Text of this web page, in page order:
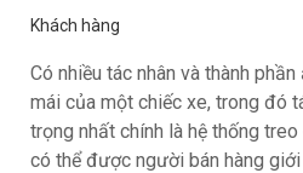
Khách hàng
Có nhiều tác nhân và thành
mái của một chiếc xe, trong đó
trọng nhất chính là hệ thống
có thể được người bán hàng